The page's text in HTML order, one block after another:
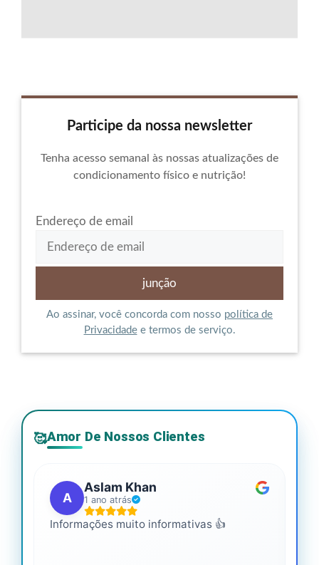
Participe da nossa newsletter
Tenha acesso semanal às nossas atualizações de
condicionamento físico e nutrição!
Endereço de email
Ao assinar, você concorda com nosso política de
Privacidadee termos de serviço.
🥰Amor De Nossos Clientes
A
Aslam Khan
1 ano atrás
Informações muito informativas 👍